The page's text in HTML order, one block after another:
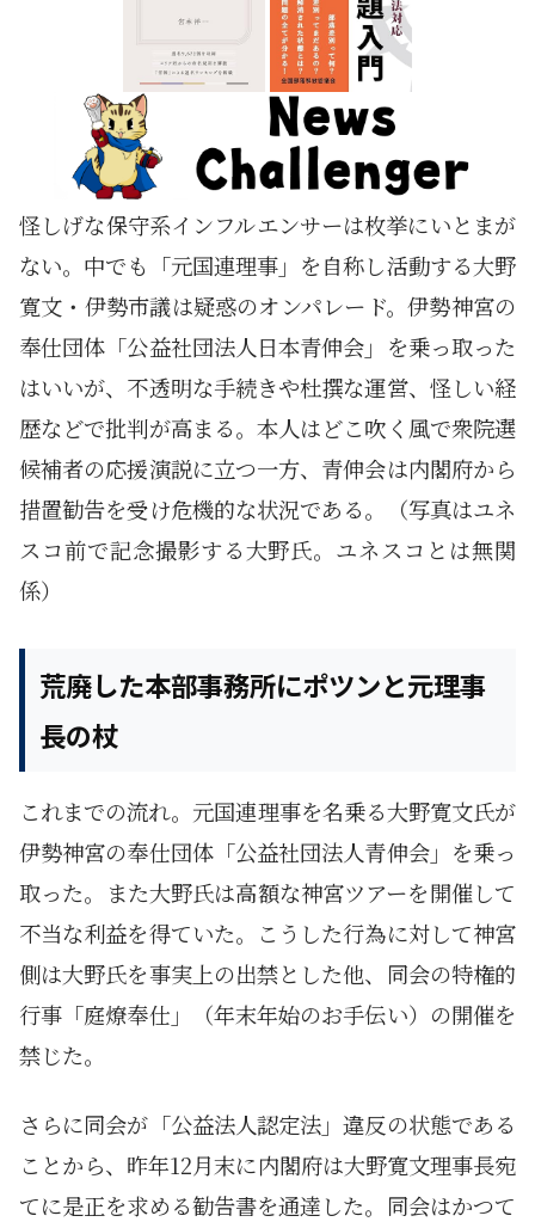
怪しげな保守系インフルエンサーは枚挙にいとまが
ない。中でも「元国連理事」を自称し活動する大野
寛文・伊勢市議は疑惑のオンパレード。伊勢神宮の
奉仕団体「公益社団法人日本青伸会」を乗っ取った
はいいが、不透明な手続きや杜撰な運営、怪しい経
歴などで批判が高まる。本人はどこ吹く風で衆院選
候補者の応援演説に立つ一方、青伸会は内閣府から
措置勧告を受け危機的な状況である。（写真はユネ
スコ前で記念撮影する大野氏。ユネスコとは無関
係）
荒廃した本部事務所にポツンと元理事
長の杖
これまでの流れ。元国連理事を名乗る大野寛文氏が
伊勢神宮の奉仕団体「公益社団法人青伸会」を乗っ
取った。また大野氏は高額な神宮ツアーを開催して
不当な利益を得ていた。こうした行為に対して神宮
側は大野氏を事実上の出禁とした他、同会の特権的
行事「庭燎奉仕」（年末年始のお手伝い）の開催を
禁じた。
さらに同会が「公益法人認定法」違反の状態である
ことから、昨年12月末に内閣府は大野寛文理事長宛
てに是正を求める勧告書を通達した。同会はかつて